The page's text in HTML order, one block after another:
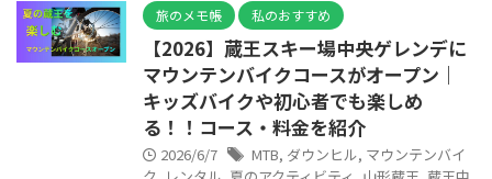
旅のメモ帳 私のおすすめ
【2026】蔵王スキー場中央ゲレンデに
マウンテンバイクコースがオープン｜
キッズバイクや初心者でも楽しめ
る！！コース・料金を紹介
2026/6/7 MTB, ダウンヒル, マウンテンバイ